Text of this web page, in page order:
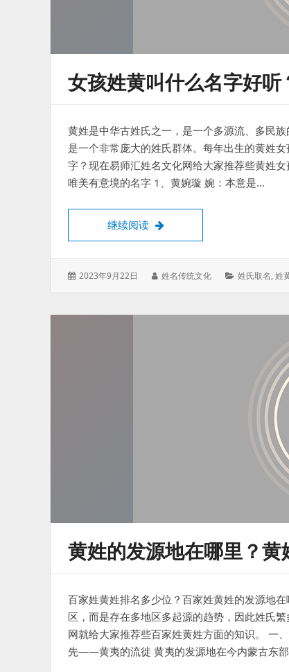
女孩姓黄叫什么名字好
黄姓是中华古姓氏之一，是一个多源流、多民
是一个非常庞大的姓氏群体。每年出生的黄姓
字？现在易师汇姓名文化网给大家推荐些黄姓
唯美有意境的名字 1、黄婉璇 婉：本意是…
继续阅读 女孩姓黄叫什么名字好听？黄
发
2023年9月22日
作
姓名传统文化
分
姓氏取名,姓
黄姓的发源地在哪里？
百家姓黄姓排名多少位？百家姓黄姓的发源地
区，而是存在多地区多起源的趋势，因此姓氏
网就给大家推荐些百家姓黄姓方面的知识。 一
先——黄夷的流徙 黄夷的发源地在今内蒙古东